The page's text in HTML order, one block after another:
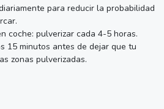
para reducir la probabilidad
coche: pulverizar cada 4-5 horas.
15 minutos antes de dejar que tu
zonas pulverizadas.